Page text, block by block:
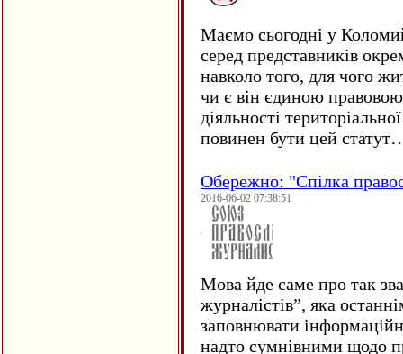
Маємо сьогодні у
серед представників
навколо того, для чого
чи є він єдиною
діяльності
повинен бути цей
Обережно: "Спілка
2016-06-02 07:38:51
Мова йде саме про так
журналістів”, яка
заповнювати
надто сумнівними щодо